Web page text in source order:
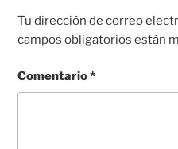
Tu dirección de correo
campos obligatorios están
Comentario*